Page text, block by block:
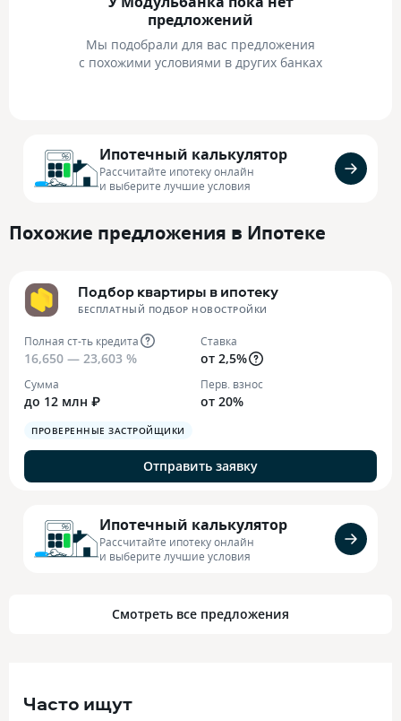
предложений
Мы подобрали для вас предложения
с похожими условиями в других банках
Ипотечный калькулятор
Рассчитайте ипотеку онлайн
и выберите лучшие условия
Похожие предложения в Ипотеке
Подбор квартиры в ипотеку
БЕСПЛАТНЫЙ ПОДБОР НОВОСТРОЙКИ
Полная ст-ть кредита
16,650 — 23,603 %
Ставка
от 2,5%
Сумма
до 12 млн ₽
Перв. взнос
от 20%
ПРОВЕРЕННЫЕ ЗАСТРОЙЩИКИ
Отправить заявку
Ипотечный калькулятор
Рассчитайте ипотеку онлайн
и выберите лучшие условия
Смотреть все предложения
Часто ищут